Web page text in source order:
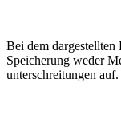
Bei dem dargestellten
Speicherung weder
unterschreitungen auf.